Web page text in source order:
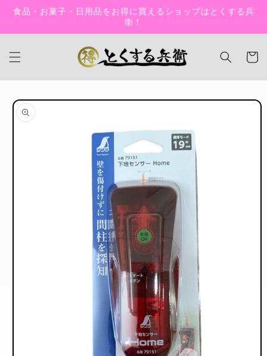
コンテン
食品・お菓子・日用品をお得に買えるショップはとくする兵
衛！
ー
商品情報
にスキッ
プ